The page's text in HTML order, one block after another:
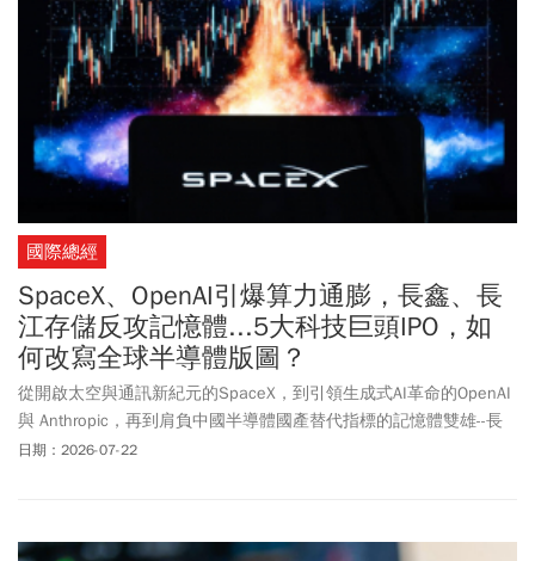
國際總經
SpaceX、OpenAI引爆算力通膨，長鑫、長
江存儲反攻記憶體...5大科技巨頭IPO，如
何改寫全球半導體版圖？
從開啟太空與通訊新紀元的SpaceX，到引領生成式AI革命的OpenAI
與 Anthropic，再到肩負中國半導體國產替代指標的記憶體雙雄--長
鑫存儲(長鑫科技)與長江存儲，這五家公司密集推進的首次公開募股
日期：2026-07-22